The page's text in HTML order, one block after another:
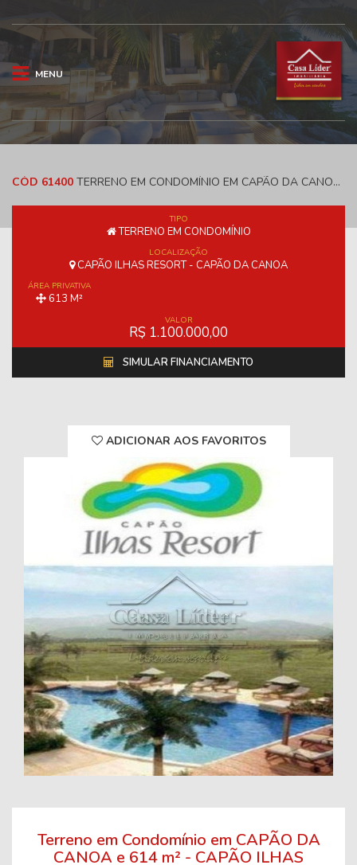
MENU
CÓD 61400 TERRENO EM CONDOMÍNIO EM CAPÃO DA CANOA E 614 M² - CAPÃO ILHAS RESORT
TIPO
TERRENO EM CONDOMÍNIO
LOCALIZAÇÃO
CAPÃO ILHAS RESORT - CAPÃO DA CANOA
ÁREA PRIVATIVA
613 M²
VALOR
R$ 1.100.000,00
SIMULAR FINANCIAMENTO
ADICIONAR AOS FAVORITOS
Terreno em Condomínio em CAPÃO DA
CANOA e 614 m² - CAPÃO ILHAS